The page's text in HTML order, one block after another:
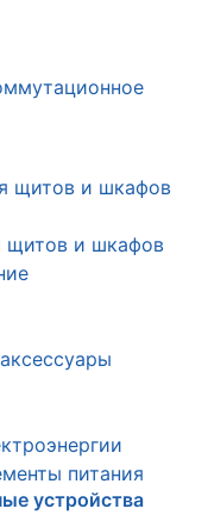
щитов и шкафов
щитов и шкафов
питания
устройства